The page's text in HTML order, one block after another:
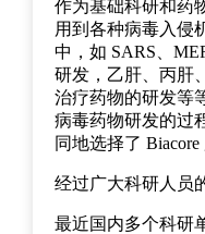
作为基础科研和药
用到各种病毒入侵
中，如 SARS、
研发，乙肝、丙肝
治疗药物的研发等
病毒药物研发的过
同地选择了
经过广大科研人员
最近国内多个科研